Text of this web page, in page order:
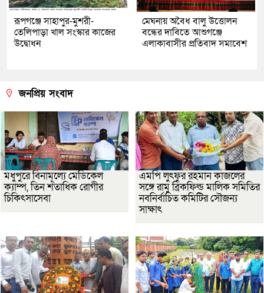
রূপগঞ্জে সাহাপুর-মুশরী-
তেলিপাড়া খাল সংস্কার কাজের
উদ্বোধন
মেঘনায় অবৈধ বালু উত্তোলন
বন্ধের দাবিতে আশুগঞ্জে
এলাকাবাসীর প্রতিবাদ সমাবেশ
জনপ্রিয় সংবাদ
মধুপুরে বিনামূল্যে মেডিকেল
ক্যাম্প, তিন শতাধিক রোগীর
চিকিৎসাসেবা
এমপি লুৎফুর রহমান কাজলের
সঙ্গে রামু ব্রিকফিল্ড মালিক সমিতির
নবনির্বাচিত কমিটির সৌজন্য
সাক্ষাৎ